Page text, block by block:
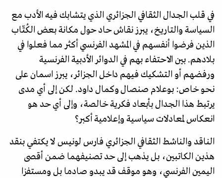
في قلب الجدال الثقافي الجزائري الذي يتشابك فيه الأدب مع
السياسة والتاريخ، يبرز نقاش حاد حول مكانة بعض الكُتّاب
الذين فرضوا أنفسهم في المشهد الفرنسي أكثر مما فعلوا في
بلادهم. بين الاحتفاء بهم في الدوائر الأدبية الفرنسية
ورفضهم أو التشكيك فيهم داخل الجزائر، يبرز اسمان على
نحو خاص: بوعلام صنصال وكمال داود. لكن إلى أي مدى
يرتبط هذا الجدال بأبعاد فكرية خالصة، وإلى أي حد هو
انعكاس لمعادلات سياسية وإعلامية أكبر؟
الناقد والناشط الثقافي الجزائري فارس لونيس لا يكتفي بنقد
هذين الكاتبين، بل يذهب إلى حد تصنيفهما ضمن أقصى
اليمين الفرنسي، وهو موقف قد يبدو صادما بل ومستفزا